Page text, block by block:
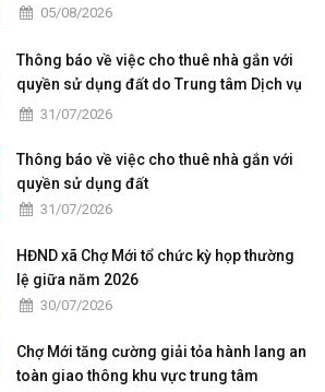
05/08/2026
Thông báo về việc cho thuê nhà gắn với
quyền sử dụng đất do Trung tâm Dịch vụ
tổng hợp xã Chợ Mới quản lý, khai thác
31/07/2026
Thông báo về việc cho thuê nhà gắn với
quyền sử dụng đất
31/07/2026
HĐND xã Chợ Mới tổ chức kỳ họp thường
lệ giữa năm 2026
30/07/2026
Chợ Mới tăng cường giải tỏa hành lang an
toàn giao thông khu vực trung tâm